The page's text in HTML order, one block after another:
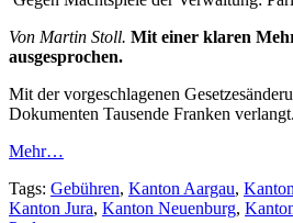
Von Martin Stoll. Mit einer klaren
ausgesprochen.
Mit der vorgeschlagenen
Dokumenten Tausende Franken verlangt.
Mehr…
Tags: Gebühren, Kanton Aargau,
Kanton Jura, Kanton Neuenburg,